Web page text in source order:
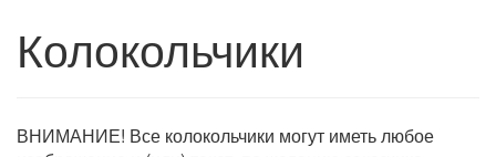
Колокольчики
ВНИМАНИЕ! Все колокольчики могут иметь любое